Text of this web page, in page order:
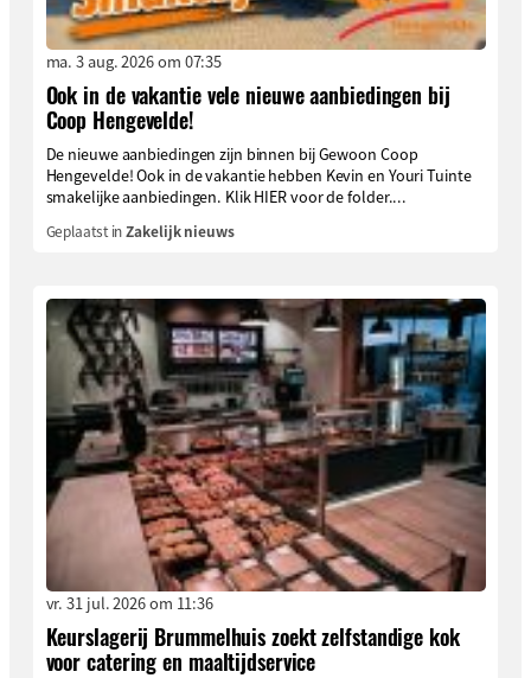
ma. 3 aug. 2026 om 07:35
Ook in de vakantie vele nieuwe aanbiedingen bij
Coop Hengevelde!
De nieuwe aanbiedingen zijn binnen bij Gewoon Coop
Hengevelde! Ook in de vakantie hebben Kevin en Youri Tuinte
smakelijke aanbiedingen. Klik HIER voor de folder....
Geplaatst inZakelijk nieuws
vr. 31 jul. 2026 om 11:36
Keurslagerij Brummelhuis zoekt zelfstandige kok
voor catering en maaltijdservice